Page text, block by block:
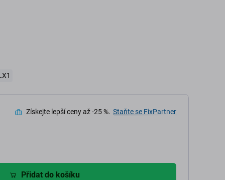
Získejte lepší ceny až -25 %. Staňte se FixPartner
Přidat do košíku